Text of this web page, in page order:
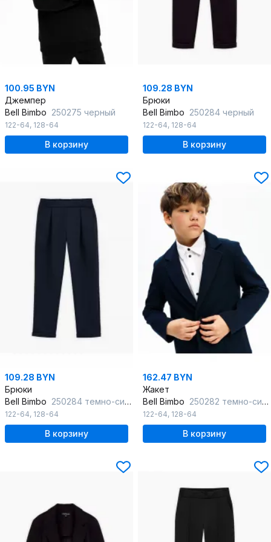
100.95 BYN
Джемпер
Bell Bimbo 250275 черный
122-64, 128-64
В корзину
109.28 BYN
Брюки
Bell Bimbo 250284 черный
122-64, 128-64
В корзину
109.28 BYN
Брюки
Bell Bimbo 250284 темно-синий
122-64, 128-64
В корзину
162.47 BYN
Жакет
Bell Bimbo 250282 темно-синий
122-64, 128-64
В корзину